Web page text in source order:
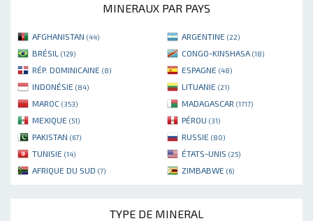
MINERAUX PAR PAYS
AFGHANISTAN (44) ARGENTINE (22)
BRÉSIL (129) CONGO-KINSHASA (18)
RÉP. DOMINICAINE (8) ESPAGNE (48)
INDONÉSIE (84) LITUANIE (21)
MAROC (353) MADAGASCAR (1717)
MEXIQUE (51) PÉROU (31)
PAKISTAN (67) RUSSIE (80)
TUNISIE (14) ÉTATS-UNIS (25)
AFRIQUE DU SUD (7) ZIMBABWE (6)
TYPE DE MINERAL